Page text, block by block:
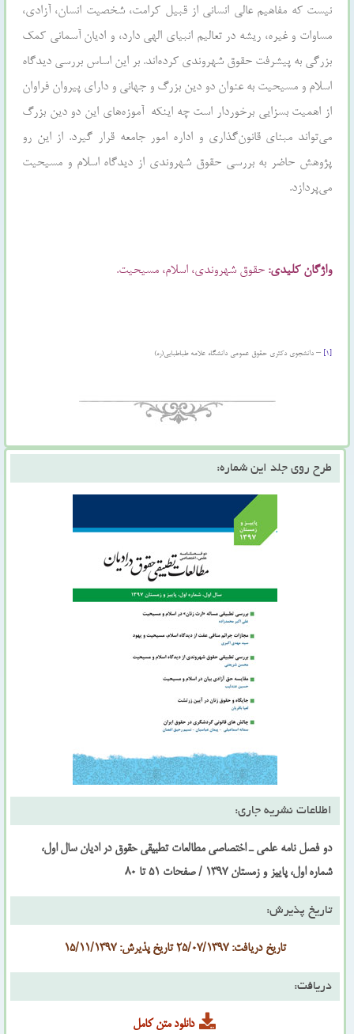
نیست که مفاهیم عالی انسانی از قبیل کرامت، شخصیت انسان، آزادی،
مساوات و غیره، ریشه در تعالیم انبیای الهی دارد، و ادیان آسمانی کمک
بزرگی به پیشرفت حقوق شهروندی کرده‌اند. بر این اساس بررسی دیدگاه
اسلام و مسیحیت به عنوان دو دین بزرگ و جهانی و دارای پیروان فراوان
از اهمیت بسزایی برخوردار است چه اینکه آموزه‌های این دو دین بزرگ
می‌تواند مبنای قانون‌گذاری و اداره امور جامعه قرار گیرد. از این رو
پژوهش حاضر به بررسی حقوق شهروندی از دیدگاه اسلام و مسیحیت
می‌پردازد.
واژگان کلیدی: حقوق شهروندی، اسلام، مسیحیت.
[۱] – دانشجوی دکتری حقوق عمومی دانشگاه علامه طباطبایی(ره)
طرح روی جلد این شماره:
اطلاعات نشریه جاری:
دو فصل نامه علمى ـ اختصاصى مطالعات تطبیقی حقوق در ادیان سال اول،
شماره اول، پاییز و زمستان 1397 / صفحات 51 تا 80
تاریخ پذیرش:
تاریخ دریافت: 25/07/1397 تاریخ پذیرش: 15/11/1397
دریافت:
دانلود متن کامل